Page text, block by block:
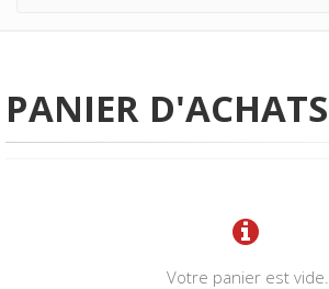
PANIER D'ACHATS
Votre panier est vide.